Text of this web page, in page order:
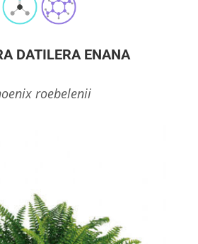
DATILERA ENANA
roebelenii